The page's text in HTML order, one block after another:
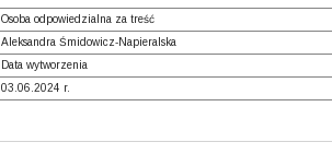
Osoba odpowiedzialna za treść
Aleksandra Śmidowicz-Napieralska
Data wytworzenia
03.06.2024 r.